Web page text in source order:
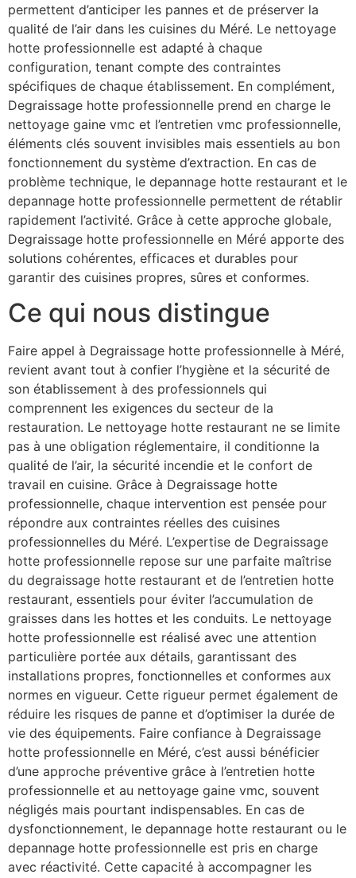
permettent d’anticiper les pannes et de préserver la
qualité de l’air dans les cuisines du Méré. Le nettoyage
hotte professionnelle est adapté à chaque
configuration, tenant compte des contraintes
spécifiques de chaque établissement. En complément,
Degraissage hotte professionnelle prend en charge le
nettoyage gaine vmc et l’entretien vmc professionnelle,
éléments clés souvent invisibles mais essentiels au bon
fonctionnement du système d’extraction. En cas de
problème technique, le depannage hotte restaurant et le
depannage hotte professionnelle permettent de rétablir
rapidement l’activité. Grâce à cette approche globale,
Degraissage hotte professionnelle en Méré apporte des
solutions cohérentes, efficaces et durables pour
garantir des cuisines propres, sûres et conformes.
Ce qui nous distingue
Faire appel à Degraissage hotte professionnelle à Méré,
revient avant tout à confier l’hygiène et la sécurité de
son établissement à des professionnels qui
comprennent les exigences du secteur de la
restauration. Le nettoyage hotte restaurant ne se limite
pas à une obligation réglementaire, il conditionne la
qualité de l’air, la sécurité incendie et le confort de
travail en cuisine. Grâce à Degraissage hotte
professionnelle, chaque intervention est pensée pour
répondre aux contraintes réelles des cuisines
professionnelles du Méré. L’expertise de Degraissage
hotte professionnelle repose sur une parfaite maîtrise
du degraissage hotte restaurant et de l’entretien hotte
restaurant, essentiels pour éviter l’accumulation de
graisses dans les hottes et les conduits. Le nettoyage
hotte professionnelle est réalisé avec une attention
particulière portée aux détails, garantissant des
installations propres, fonctionnelles et conformes aux
normes en vigueur. Cette rigueur permet également de
réduire les risques de panne et d’optimiser la durée de
vie des équipements. Faire confiance à Degraissage
hotte professionnelle en Méré, c’est aussi bénéficier
d’une approche préventive grâce à l’entretien hotte
professionnelle et au nettoyage gaine vmc, souvent
négligés mais pourtant indispensables. En cas de
dysfonctionnement, le depannage hotte restaurant ou le
depannage hotte professionnelle est pris en charge
avec réactivité. Cette capacité à accompagner les